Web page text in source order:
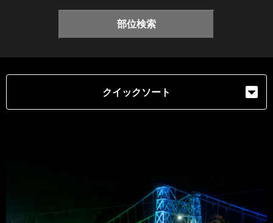
部位検索
クイックソート